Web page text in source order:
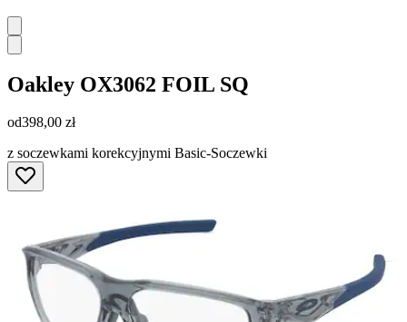
Oakley OX3062 FOIL SQ
od398,00 zł
z soczewkami korekcyjnymi Basic-Soczewki